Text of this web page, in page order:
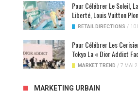
Pour Célébrer Le Soleil,
Liberté, Louis Vuitton
RETAIL DIRECTIONS / 10
Pour Célébrer Les
Tokyo La « Dior Addict
MARKET TREND / 7 MAI
MARKETING URBAIN